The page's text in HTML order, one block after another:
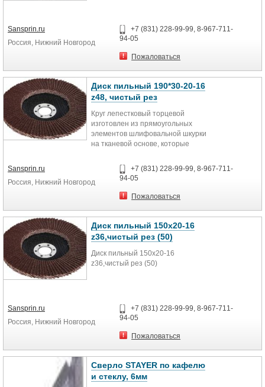
Sansprin.ru
Россия, Нижний Новгород
+7 (831) 228-99-99, 8-967-711-
94-05
Пожаловаться
Диск пильный 190*30-20-16
z48, чистый рез
Круг лепестковый торцевой
изготовлен из прямоугольных
элементов шлифовальной шкурки
на тканевой основе, которые
подложке из стекловолокна.
Sansprin.ru
Россия, Нижний Новгород
+7 (831) 228-99-99, 8-967-711-
94-05
Пожаловаться
Диск пильный 150х20-16
z36,чистый рез (50)
Диск пильный 150х20-16
z36,чистый рез (50)
Sansprin.ru
Россия, Нижний Новгород
+7 (831) 228-99-99, 8-967-711-
94-05
Пожаловаться
Сверло STAYER по кафелю
и стеклу, 6мм